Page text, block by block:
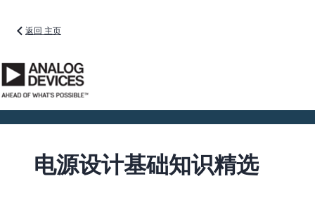
返回 主页
电源设计基础知识精选